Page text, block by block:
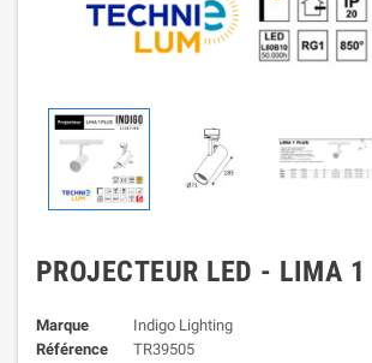
PROJECTEUR LED - LIMA 1
Marque
Indigo Lighting
Référence
TR39505